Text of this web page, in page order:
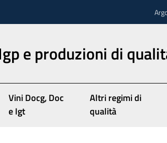
e produzioni di
Vini Docg, Doc
e Igt
Altri regimi di
qualità